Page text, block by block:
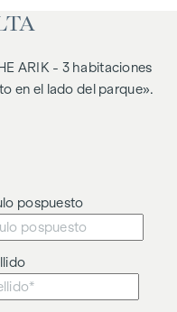
ARIK - 3 habitaciones
en el lado del parque».
pospuesto